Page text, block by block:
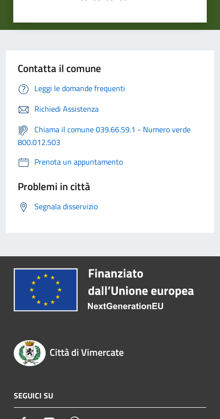
Contatta il comune
Leggi le domande frequenti
Richiedi Assistenza
Chiama il comune 039.66.59.1 - Numero verde
800.012.503
Prenota un appuntamento
Problemi in città
Segnala disservizio
Città di Vimercate
SEGUICI SU